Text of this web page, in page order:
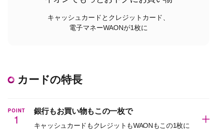
キャッシュカードとクレジットカード、
電子マネーWAONが1枚に
カードの特長
POINT
1
銀行もお買い物もこの一枚で
キャッシュカードもクレジットもWAONもこの1枚に